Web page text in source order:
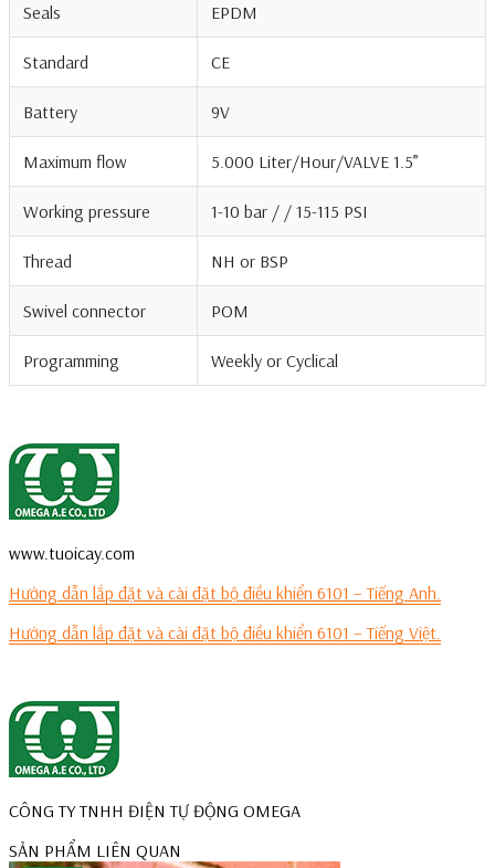
Seals EPDM
Standard CE
Battery 9V
Maximum flow 5.000 Liter/Hour/VALVE 1.5”
Working pressure 1-10 bar / / 15-115 PSI
Thread NH or BSP
Swivel connector POM
Programming Weekly or Cyclical
www.tuoicay.com
Hướng dẫn lắp đặt và cài đặt bộ điều khiển 6101 – Tiếng Anh.
Hướng dẫn lắp đặt và cài đặt bộ điều khiển 6101 – Tiếng Việt.
CÔNG TY TNHH ĐIỆN TỰ ĐỘNG OMEGA
SẢN PHẨM LIÊN QUAN